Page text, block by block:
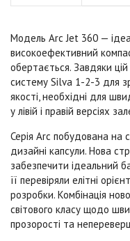
Модель Arc Jet 360 —
високоефективний
обертається. Завдяки
систему Silva 1-2-3 для
якості, необхідні для
у лівій і правій версіях
Серія Arc побудована на
дизайні капсули. Нова
забезпечити ідеальний
її перевіряли елітні
розробки. Комбінація
світового класу щодо
прозорості та